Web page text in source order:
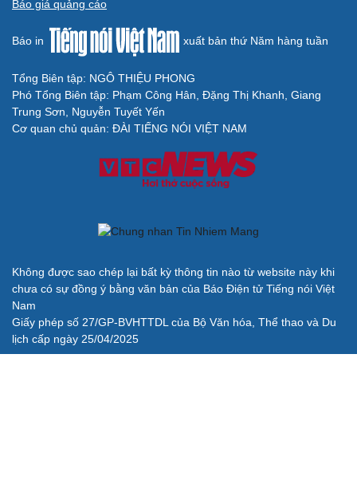
Báo giá quảng cáo
Báo in xuất bản thứ Năm hàng tuần
Tổng Biên tập: NGÔ THIỆU PHONG
Phó Tổng Biên tập: Phạm Công Hân, Đặng Thị Khanh, Giang
Trung Sơn, Nguyễn Tuyết Yến
Cơ quan chủ quản: ĐÀI TIẾNG NÓI VIỆT NAM
Không được sao chép lại bất kỳ thông tin nào từ website này khi
chưa có sự đồng ý bằng văn bản của Báo Điện tử Tiếng nói Việt
Nam
Giấy phép số 27/GP-BVHTTDL của Bộ Văn hóa, Thể thao và Du
lịch cấp ngày 25/04/2025